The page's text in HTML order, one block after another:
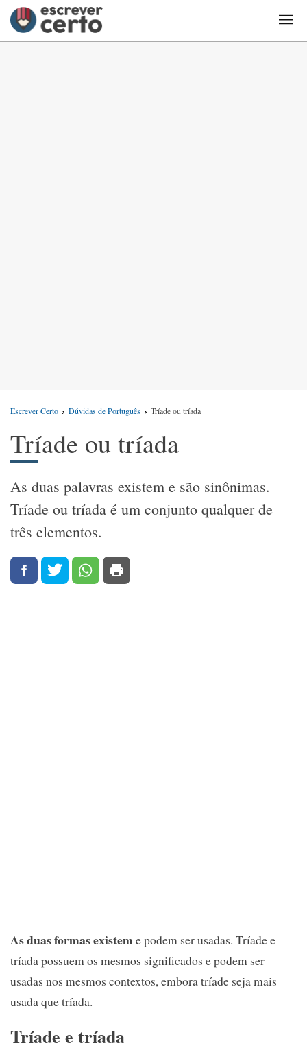
Escrever Certo Dúvidas de Português Tríade ou tríada
Tríade ou tríada
As duas palavras existem e são sinônimas.
Tríade ou tríada é um conjunto qualquer de
três elementos.
As duas formas existeme podem ser usadas. Tríade e
tríada possuem os mesmos significados e podem ser
usadas nos mesmos contextos, embora tríade seja mais
usada que tríada.
Tríade e tríada